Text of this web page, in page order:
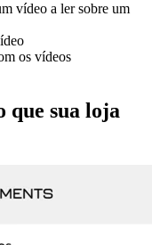
vídeo a ler sobre um
os vídeos
que sua loja